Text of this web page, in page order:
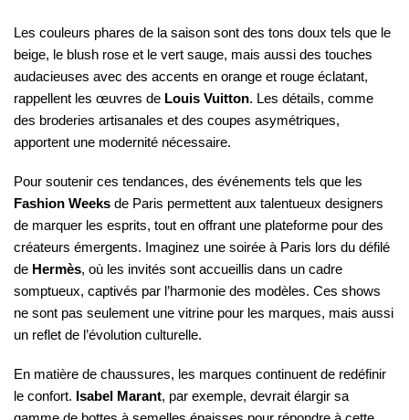
Les couleurs phares de la saison sont des tons doux tels que le
beige, le blush rose et le vert sauge, mais aussi des touches
audacieuses avec des accents en orange et rouge éclatant,
rappellent les œuvres de Louis Vuitton. Les détails, comme
des broderies artisanales et des coupes asymétriques,
apportent une modernité nécessaire.
Pour soutenir ces tendances, des événements tels que les
Fashion Weeks de Paris permettent aux talentueux designers
de marquer les esprits, tout en offrant une plateforme pour des
créateurs émergents. Imaginez une soirée à Paris lors du défilé
de Hermès, où les invités sont accueillis dans un cadre
somptueux, captivés par l’harmonie des modèles. Ces shows
ne sont pas seulement une vitrine pour les marques, mais aussi
un reflet de l’évolution culturelle.
En matière de chaussures, les marques continuent de redéfinir
le confort. Isabel Marant, par exemple, devrait élargir sa